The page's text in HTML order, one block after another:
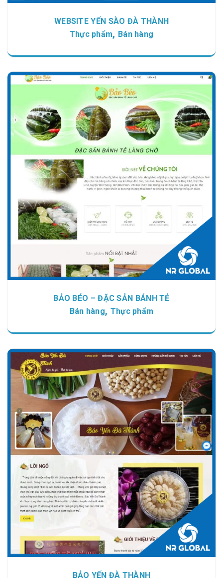
WEBSITE YẾN SÀO ĐÀ THÀNH
Thực phẩm, Bán hàng
Chi tiết Xem giao diện
BẢO BÉO – ĐẶC SẢN BÁNH TẺ
Bán hàng, Thực phẩm
Chi tiết Xem giao diện
BẢO YẾN ĐÀ THÀNH